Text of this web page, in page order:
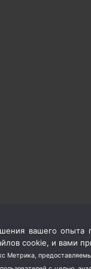
вашего опыта
cookie, и вами
Метрика,